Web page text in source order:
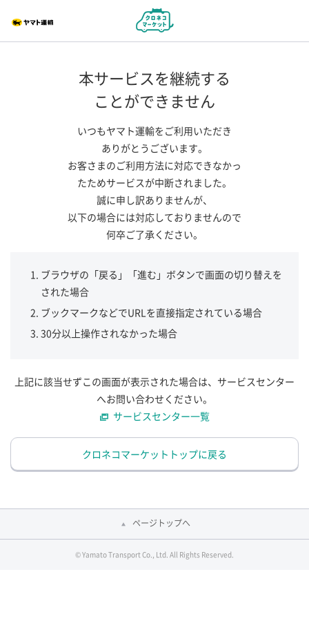
本サービスを継続する
ことができません
いつもヤマト運輸をご利用いただき
ありがとうございます。
お客さまのご利用方法に対応できなかっ
たためサービスが中断されました。
誠に申し訳ありませんが、
以下の場合には対応しておりませんので
何卒ご了承ください。
ブラウザの「戻る」「進む」ボタンで画面の切り替えを
された場合
ブックマークなどでURLを直接指定されている場合
30分以上操作されなかった場合
上記に該当せずこの画面が表示された場合は、サービスセンター
へお問い合わせください。
サービスセンター一覧
クロネコマーケットトップに戻る
ページトップへ
© Yamato Transport Co., Ltd. All Rights Reserved.